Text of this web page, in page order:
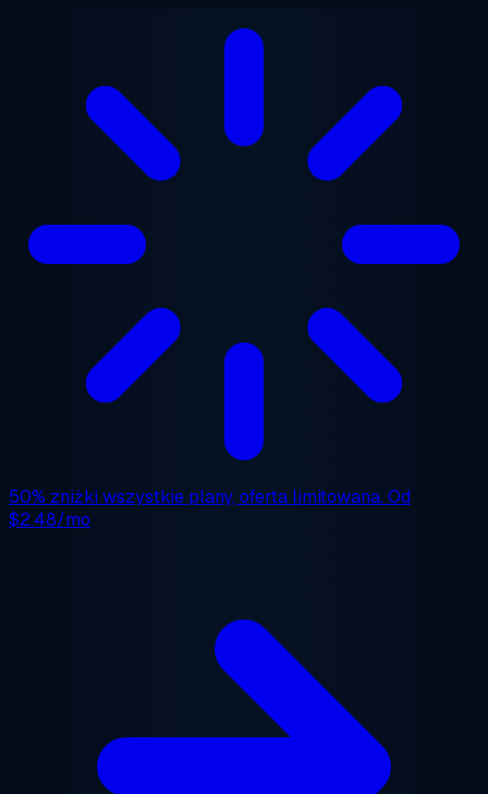
50% zniżki wszystkie plany, oferta limitowana. Od
$2.48/mo